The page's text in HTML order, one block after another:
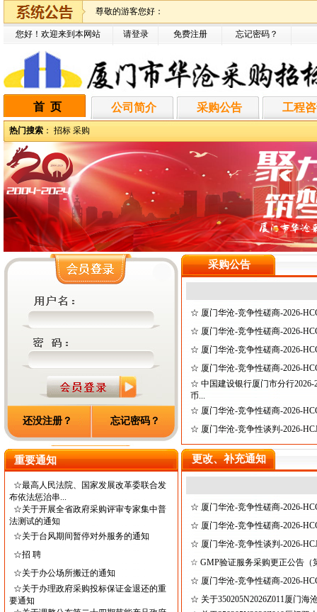
尊敬的游客您好：
您好！欢迎来到本网站 请登录 免费注册 忘记密码？
首 页 公司简介 采购公告 工程
热门搜索 ： 招标 采购
还没注册？ 忘记密码？
采购公告
☆ 厦门华沧-竞争性磋商-2026-
☆ 厦门华沧-竞争性磋商-2026-
☆ 厦门华沧-竞争性磋商-2026-
☆ 厦门华沧-竞争性磋商-2026-
☆ 中国建设银行厦门市分行
币...
☆ 厦门华沧-竞争性磋商-2026-
☆ 厦门华沧-竞争性谈判-2026-
重要通知
☆最高人民法院、国家发展改革委联合发
布依法惩治串...
☆关于开展全省政府采购评审专家集中普
法测试的通知
☆关于台风期间暂停对外服务的通知
☆招 聘
☆关于办公场所搬迁的通知
☆关于办理政府采购投标保证金退还的重
要通知
更改、补充通知
☆ 厦门华沧-竞争性磋商-2026-
☆ 厦门华沧-竞争性磋商-2026-
☆ 厦门华沧-竞争性谈判-2026-
☆ GMP验证服务采购更正公告（
☆ 厦门华沧-竞争性磋商-2026-
☆ 关于350205N2026Z011厦门